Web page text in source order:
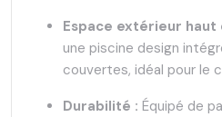
Espace extérieur haut
une piscine design
couvertes, idéal pour le
Durabilité : Équipé de